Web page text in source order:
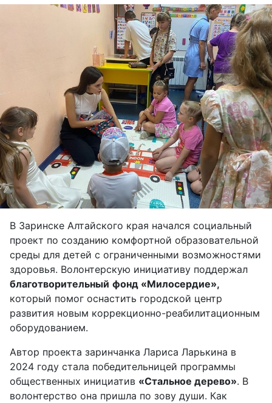
В Заринске Алтайского края начался социальный
проект по созданию комфортной образовательной
среды для детей с ограниченными возможностями
здоровья. Волонтерскую инициативу поддержал
благотворительный фонд «Милосердие»,
который помог оснастить городской центр
развития новым коррекционно-реабилитационным
оборудованием.
Автор проекта заринчанка Лариса Ларькина в
2024 году стала победительницей программы
общественных инициатив «Стальное дерево». В
волонтерство она пришла по зову души. Как